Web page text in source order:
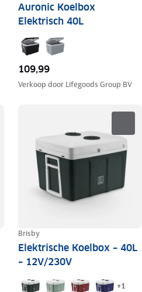
Auronic Koelbox
Elektrisch 40L
109,99
Verkoop door Lifegoods Group BV
Brisby
Elektrische Koelbox – 40L
– 12V/230V
+1